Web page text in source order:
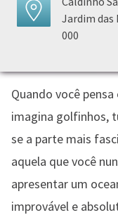
Jardim das
000
Quando você
imagina golfinhos,
se a parte mais
aquela que você
apresentar um
improvável e